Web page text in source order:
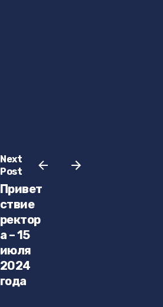
Next
Post
Привет
ствие
ректор
а – 15
июля
2024
года